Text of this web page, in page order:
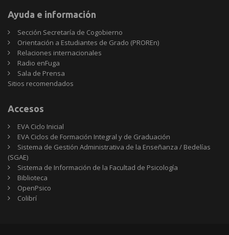
Ayuda e información
Sección Secretaría de Cogobierno
Orientación a Estudiantes de Grado (PROREn)
Relaciones internacionales
Radio enFuga
Sala de Prensa
Sitios
Sitios recomendados
Accesos
EVA Ciclo Inicial
EVA Ciclos de Formación Integral y de Graduación
Sistema de Gestión Administrativa de la Enseñanza / Bedelías
(SGAE)
Sistema de Información de la Facultad de Psicología
Biblioteca
OpenPsico
Colibrí